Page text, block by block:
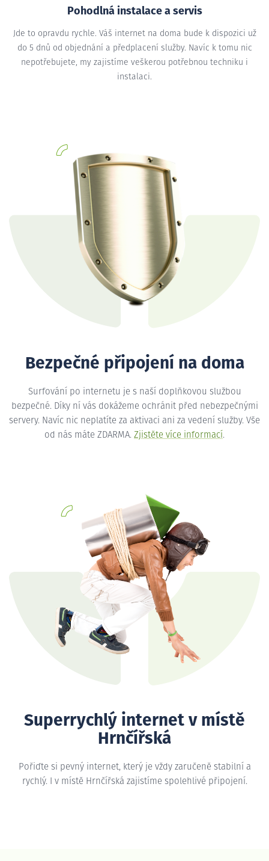
Pohodlná instalace a servis
Jde to opravdu rychle. Váš internet na doma bude k dispozici už
do 5 dnů od objednání a předplacení služby. Navíc k tomu nic
nepotřebujete, my zajistíme veškerou potřebnou techniku i
instalaci.
Bezpečné připojení na doma
Surfování po internetu je s naší doplňkovou službou
bezpečné. Díky ní vás dokážeme ochránit před nebezpečnými
servery. Navíc nic neplatíte za aktivaci ani za vedení služby. Vše
od nás máte ZDARMA. Zjistěte více informací.
Superrychlý internet v místě
Hrnčířská
Pořiďte si pevný internet, který je vždy zaručeně stabilní a
rychlý. I v místě Hrnčířská zajistíme spolehlivé připojení.